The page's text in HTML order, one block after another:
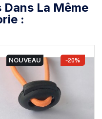
La Même
:
NOUVEAU -20%